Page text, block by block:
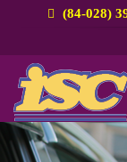
(84-028)